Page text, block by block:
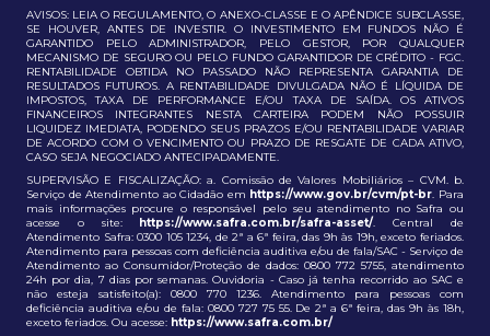
AVISOS: LEIA O REGULAMENTO, O ANEXO-CLASSE E O APÊNDICE SUBCLASSE,
SE HOUVER, ANTES DE INVESTIR. O INVESTIMENTO EM FUNDOS NÃO É
GARANTIDO PELO ADMINISTRADOR, PELO GESTOR, POR QUALQUER
MECANISMO DE SEGURO OU PELO FUNDO GARANTIDOR DE CRÉDITO - FGC.
RENTABILIDADE OBTIDA NO PASSADO NÃO REPRESENTA GARANTIA DE
RESULTADOS FUTUROS. A RENTABILIDADE DIVULGADA NÃO É LÍQUIDA DE
IMPOSTOS, TAXA DE PERFORMANCE E/OU TAXA DE SAÍDA. OS ATIVOS
FINANCEIROS INTEGRANTES NESTA CARTEIRA PODEM NÃO POSSUIR
LIQUIDEZ IMEDIATA, PODENDO SEUS PRAZOS E/OU RENTABILIDADE VARIAR
DE ACORDO COM O VENCIMENTO OU PRAZO DE RESGATE DE CADA ATIVO,
CASO SEJA NEGOCIADO ANTECIPADAMENTE.
SUPERVISÃO E FISCALIZAÇÃO: a. Comissão de Valores Mobiliários – CVM. b.
Serviço de Atendimento ao Cidadão em https://www.gov.br/cvm/pt-br. Para
mais informações procure o responsável pelo seu atendimento no Safra ou
acesse o site: https://www.safra.com.br/safra-asset/. Central de
Atendimento Safra: 0300 105 1234, de 2ª a 6ª feira, das 9h às 19h, exceto feriados.
Atendimento para pessoas com deficiência auditiva e/ou de fala/SAC - Serviço de
Atendimento ao Consumidor/Proteção de dados: 0800 772 5755, atendimento
24h por dia, 7 dias por semanas. Ouvidoria - Caso já tenha recorrido ao SAC e
não esteja satisfeito(a): 0800 770 1236. Atendimento para pessoas com
deficiência auditiva e/ou de fala: 0800 727 75 55. De 2ª a 6ª feira, das 9h às 18h,
exceto feriados. Ou acesse: https://www.safra.com.br/